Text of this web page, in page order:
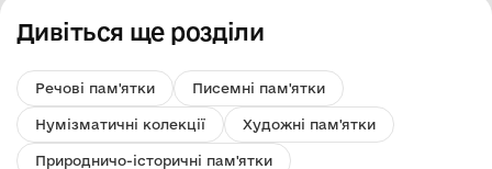
Дивіться ще розділи
Речові пам'ятки Писемні пам'ятки
Нумізматичні колекції Художні пам'ятки
Природничо-історичні пам'ятки